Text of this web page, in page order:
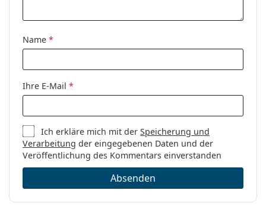
Name *
Ihre E-Mail *
Ich erkläre mich mit derSpeicherung und
Verarbeitung der eingegebenen Daten und der
Veröffentlichung des Kommentars einverstanden
Absenden